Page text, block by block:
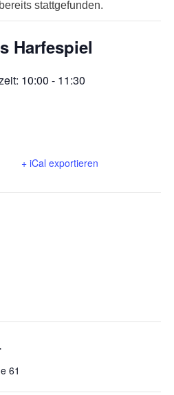
stattgefunden.
Harfespiel
10:00 - 11:30
+ iCal exportieren
61